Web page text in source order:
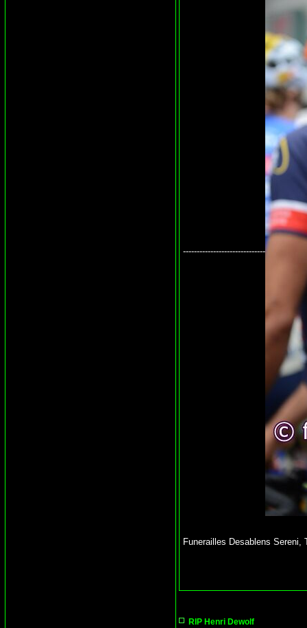
------------------------------
Funerailles Desablens Sereni,
RIP Henri Dewolf